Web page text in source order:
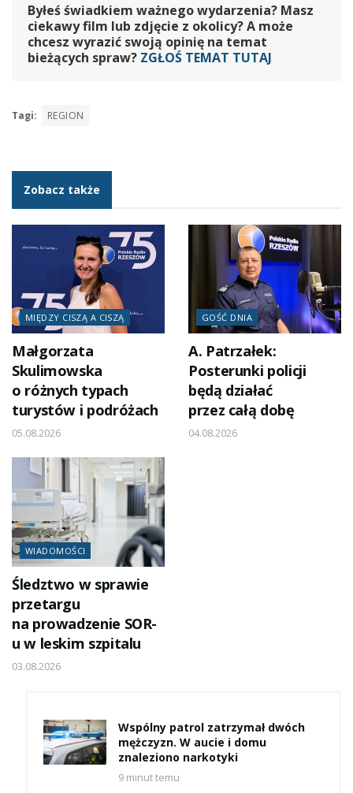
Byłeś świadkiem ważnego wydarzenia? Masz
ciekawy film lub zdjęcie z okolicy? A może
chcesz wyrazić swoją opinię na temat
bieżących spraw? ZGŁOŚ TEMAT TUTAJ
Tagi: REGION
Zobacz także
MIĘDZY CISZĄ A CISZĄ
Małgorzata
Skulimowska
o różnych typach
turystów i podróżach
05.08.2026
GOŚĆ DNIA
A. Patrzałek:
Posterunki policji
będą działać
przez całą dobę
04.08.2026
WIADOMOŚCI
Śledztwo w sprawie
przetargu
na prowadzenie SOR-
u w leskim szpitalu
03.08.2026
Wspólny patrol zatrzymał dwóch
mężczyzn. W aucie i domu
znaleziono narkotyki
9 minut temu